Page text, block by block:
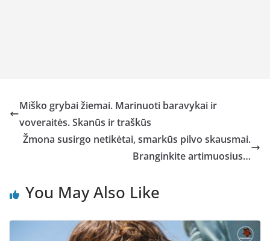
Miško grybai žiemai. Marinuoti baravykai ir
voveraitės. Skanūs ir traškūs
Žmona susirgo netikėtai, smarkūs pilvo skausmai.
Branginkite artimuosius…
You May Also Like